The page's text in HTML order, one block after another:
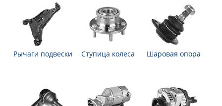
Рычаги подвески Ступица колеса Шаровая опора